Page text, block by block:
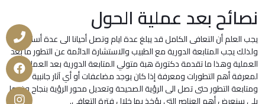
نصائح بعد عملية الحول
يجب العلم أن التعافى الكامل قد يبلغ عدة ايام وتصل أحيانا الى عدة أسابيع
ولذلك يجب المتابعة الدورية مع الطبيب والاستشارة الدائمة عن التطور ما بعد
العملية وهذا ما تقدمة دكتورة هبة متولي المتابعة الدورية بعد العملية
لمعرفة أهم التطورات ومعرفة إذا كان يوجد مضاعفات أو أي آثار جانبية
ومتابعة التطور حتى تصل الى الرؤية الصحيحة وتعديل محور الرؤية بنجاح وفيما